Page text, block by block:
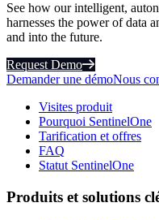
See how our intelligent,
harnesses the power of data
and into the future.
Request Demo
Demander une démoNous
Visites produit
Pourquoi SentinelOne
Tarification et offres
FAQ
Statut SentinelOne
Produits et solutions